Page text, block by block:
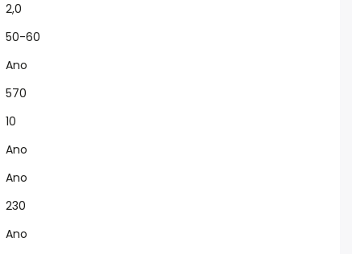
2,0
50-60
Ano
570
10
Ano
Ano
230
Ano